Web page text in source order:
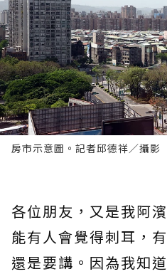
房市示意圖。記者邱德祥／攝影
各位朋友，又是我阿
能有人會覺得刺耳，
還是要講。因為我知